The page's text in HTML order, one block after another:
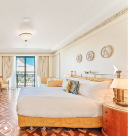
CONDOMINIUM
CONDOMINIUM
CONDOMINIUM
CONDOMINIUM
岸范思哲宫殿董事会厅